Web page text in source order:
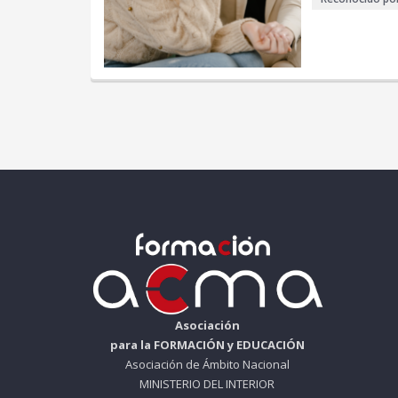
Asociación
para la FORMACIÓN y EDUCACIÓN
Asociación de Ámbito Nacional
MINISTERIO DEL INTERIOR